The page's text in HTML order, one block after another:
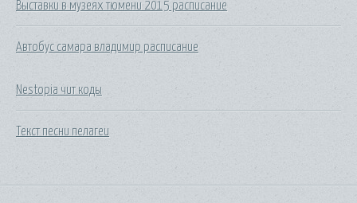
Выставки в музеях тюмени 2015 расписание
Автобус самара владимир расписание
Nestopia чит коды
Текст песни пелагеи